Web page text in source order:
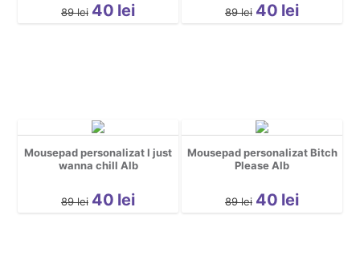
89 lei 40 lei 89 lei 40 lei
Mousepad personalizat I just
wanna chill Alb
89 lei 40 lei
Mousepad personalizat Bitch
Please Alb
89 lei 40 lei